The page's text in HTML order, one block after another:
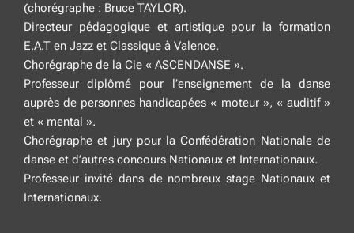
(chorégraphe : Bruce TAYLOR).
Directeur pédagogique et artistique pour la formation
E.A.T en Jazz et Classique à Valence.
Chorégraphe de la Cie « ASCENDANSE ».
Professeur diplômé pour l’enseignement de la danse
auprès de personnes handicapées « moteur », « auditif »
et « mental ».
Chorégraphe et jury pour la Confédération Nationale de
danse et d’autres concours Nationaux et Internationaux.
Professeur invité dans de nombreux stage Nationaux et
Internationaux.